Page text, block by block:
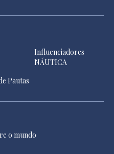
Influenciadores
NÁUTICA
Pautas
o mundo